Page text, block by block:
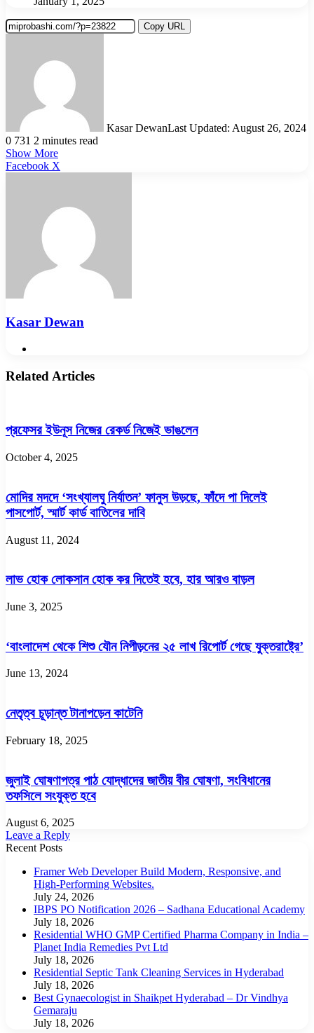
Copy URL
Kasar DewanLast Updated: August 26, 2024
0 731 2 minutes read
Show More
Facebook X
Kasar Dewan
Related Articles
প্রফেসর ইউনূস নিজের রেকর্ড নিজেই ভাঙলেন
October 4, 2025
মোদির মদদে ‘সংখ্যালঘু নির্যাতন’ ফানুস উড়ছে, ফাঁদে পা দিলেই
পাসপোর্ট, স্মার্ট কার্ড বাতিলের দাবি
August 11, 2024
লাভ হোক লোকসান হোক কর দিতেই হবে, হার আরও বাড়ল
June 3, 2025
‘বাংলাদেশ থেকে শিশু যৌন নিপীড়নের ২৫ লাখ রিপোর্ট গেছে যুক্তরাষ্ট্রে’
June 13, 2024
নেতৃত্ব চূড়ান্ত টানাপড়েন কাটেনি
February 18, 2025
জুলাই ঘোষণাপত্র পাঠ যোদ্ধাদের জাতীয় বীর ঘোষণা, সংবিধানের
তফসিলে সংযুক্ত হবে
August 6, 2025
Leave a Reply
Recent Posts
Framer Web Developer Build Modern, Responsive, and
High-Performing Websites.
July 24, 2026
IBPS PO Notification 2026 – Sadhana Educational Academy
July 18, 2026
Residential WHO GMP Certified Pharma Company in India –
Planet India Remedies Pvt Ltd
July 18, 2026
Residential Septic Tank Cleaning Services in Hyderabad
July 18, 2026
Best Gynaecologist in Shaikpet Hyderabad – Dr Vindhya
Gemaraju
July 18, 2026